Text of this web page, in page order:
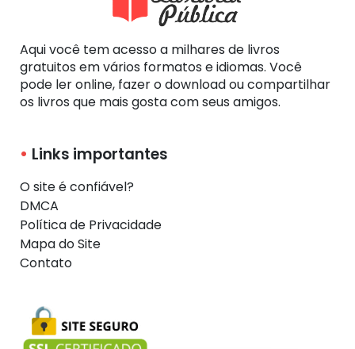
Aqui você tem acesso a milhares de livros
gratuitos em vários formatos e idiomas. Você
pode ler online, fazer o download ou compartilhar
os livros que mais gosta com seus amigos.
Links importantes
O site é confiável?
DMCA
Política de Privacidade
Mapa do Site
Contato